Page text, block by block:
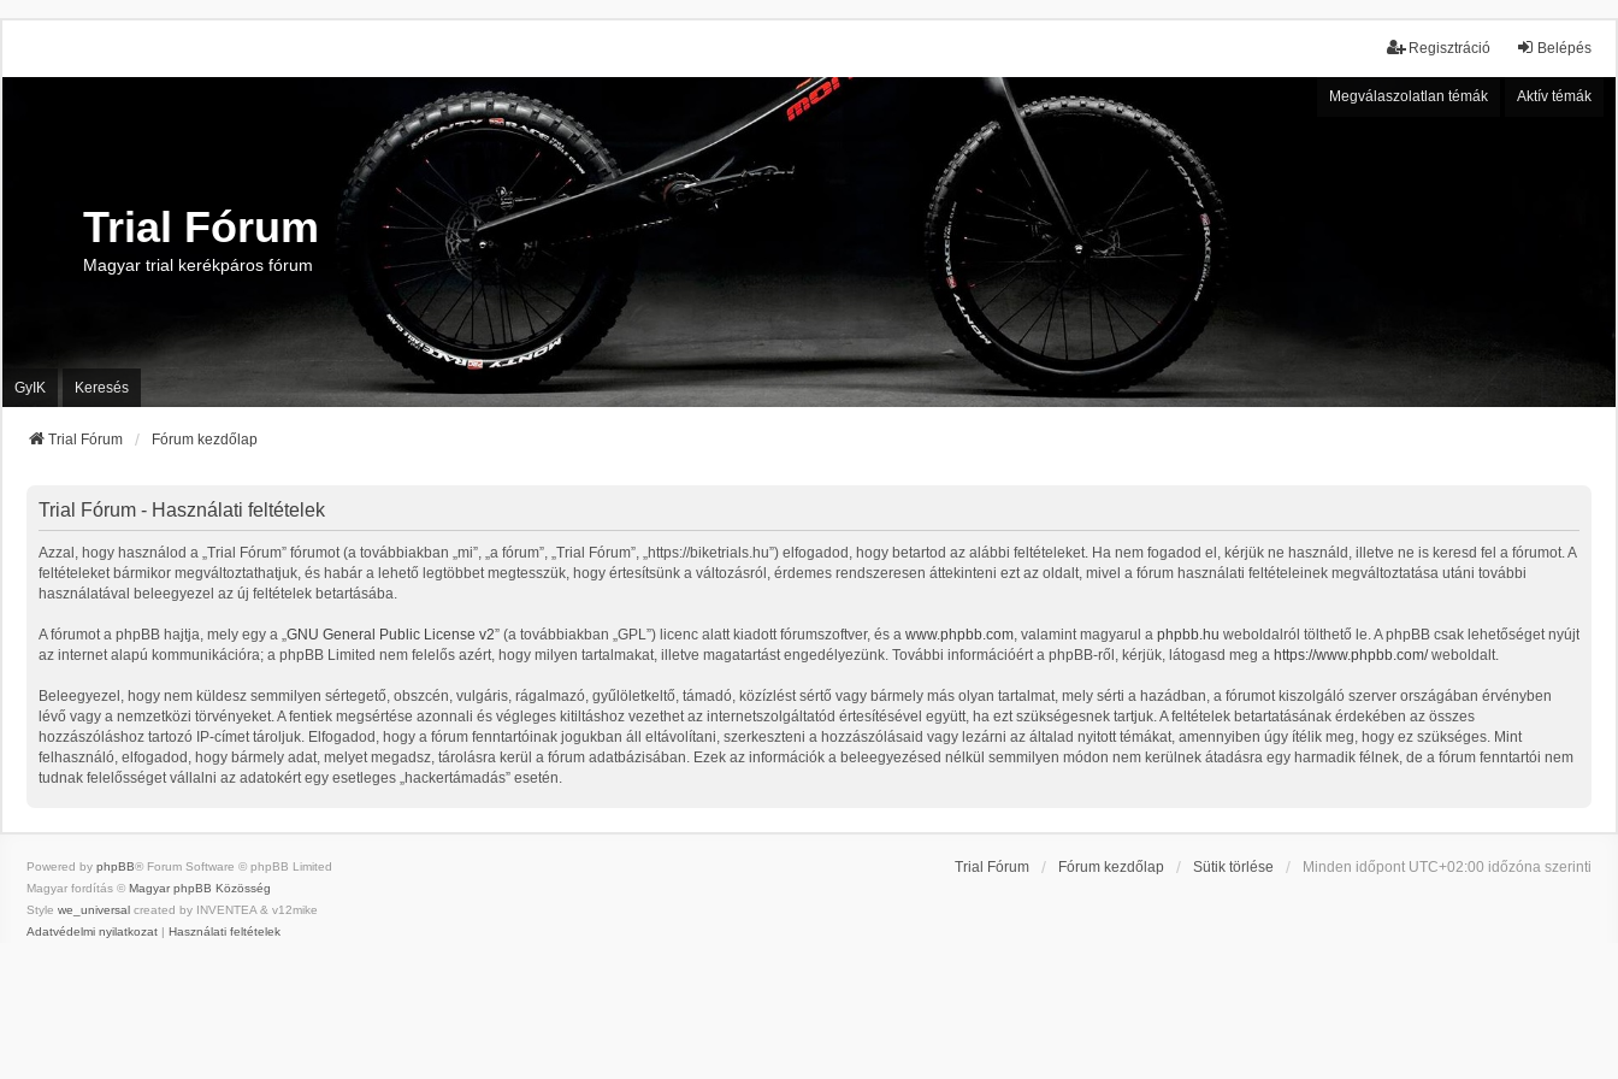
Belépés
Regisztráció
Megválaszolatlan témák Aktív témák
Trial Fórum
Magyar trial kerékpáros fórum
GyIK Keresés
Trial Fórum Fórum kezdőlap
Trial Fórum - Használati feltételek
Azzal, hogy használod a „Trial Fórum” fórumot (a továbbiakban „mi”, „a fórum”, „Trial Fórum”, „https://biketrials.hu”) elfogadod, hogy betartod az alábbi feltételeket. Ha nem fogadod el, kérjük ne használd, illetve ne is keresd fel a fórumot. A
feltételeket bármikor megváltoztathatjuk, és habár a lehető legtöbbet megtesszük, hogy értesítsünk a változásról, érdemes rendszeresen áttekinteni ezt az oldalt, mivel a fórum használati feltételeinek megváltoztatása utáni további
használatával beleegyezel az új feltételek betartásába.
A fórumot a phpBB hajtja, mely egy a „GNU General Public License v2” (a továbbiakban „GPL”) licenc alatt kiadott fórumszoftver, és a www.phpbb.com, valamint magyarul a phpbb.hu weboldalról tölthető le. A phpBB csak lehetőséget nyújt
az internet alapú kommunikációra; a phpBB Limited nem felelős azért, hogy milyen tartalmakat, illetve magatartást engedélyezünk. További információért a phpBB-ről, kérjük, látogasd meg a https://www.phpbb.com/weboldalt.
Beleegyezel, hogy nem küldesz semmilyen sértegető, obszcén, vulgáris, rágalmazó, gyűlöletkeltő, támadó, közízlést sértő vagy bármely más olyan tartalmat, mely sérti a hazádban, a fórumot kiszolgáló szerver országában érvényben
lévő vagy a nemzetközi törvényeket. A fentiek megsértése azonnali és végleges kitiltáshoz vezethet az internetszolgáltatód értesítésével együtt, ha ezt szükségesnek tartjuk. A feltételek betartatásának érdekében az összes
hozzászóláshoz tartozó IP-címet tároljuk. Elfogadod, hogy a fórum fenntartóinak jogukban áll eltávolítani, szerkeszteni a hozzászólásaid vagy lezárni az általad nyitott témákat, amennyiben úgy ítélik meg, hogy ez szükséges. Mint
felhasználó, elfogadod, hogy bármely adat, melyet megadsz, tárolásra kerül a fórum adatbázisában. Ezek az információk a beleegyezésed nélkül semmilyen módon nem kerülnek átadásra egy harmadik félnek, de a fórum fenntartói nem
tudnak felelősséget vállalni az adatokért egy esetleges „hackertámadás” esetén.
Trial Fórum Fórum kezdőlap Sütik törlése Minden időpont UTC+02:00 időzóna szerinti
Powered by phpBB® Forum Software © phpBB Limited
Magyar fordítás © Magyar phpBB Közösség
Style we_universal created by INVENTEA & v12mike
Adatvédelmi nyilatkozat
Használati feltételek